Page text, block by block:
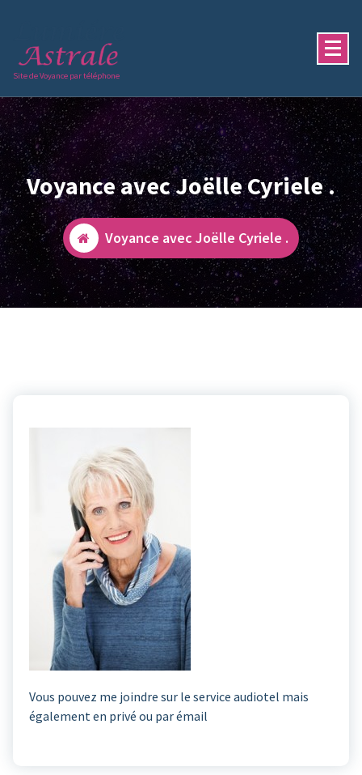
contenu
Site de Voyance par téléphone
Voyance avec Joëlle Cyriele .
Voyance avec Joëlle Cyriele .
Vous pouvez me joindre sur le service audiotel mais
également en privé ou par émail